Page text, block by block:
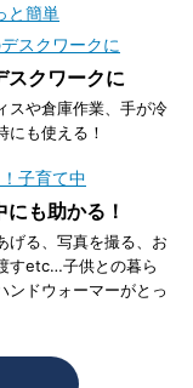
スクワークに
スや倉庫作業、手が冷
にも使える！
にも助かる！
げる、写真を撮る、お
すetc…子供との暮ら
ンドウォーマーがとっ